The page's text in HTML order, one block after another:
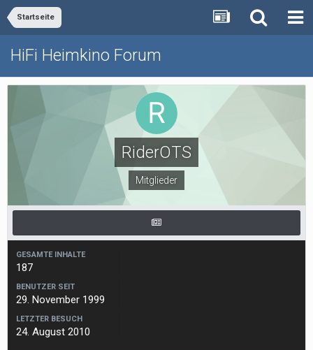
Startseite
HiFi Heimkino Forum
RiderOTS
Mitglieder
GESAMTE INHALTE
187
BENUTZER SEIT
29. November 1999
LETZTER BESUCH
24. August 2010